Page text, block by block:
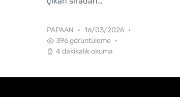
PAPAAN
16/03/2026
396 görüntüleme
4 dakikalık okuma